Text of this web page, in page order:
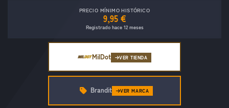
PRECIO MÍNIMO HISTÓRICO
9,95 €
Registrado hace 12 meses
MilDot VER TIENDA
Brandit VER MARCA